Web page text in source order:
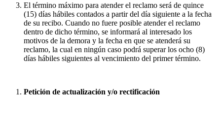
El término máximo para atender el reclamo será de quince
(15) días hábiles contados a partir del día siguiente a la fecha
de su recibo. Cuando no fuere posible atender el reclamo
dentro de dicho término, se informará al interesado los
motivos de la demora y la fecha en que se atenderá su
reclamo, la cual en ningún caso podrá superar los ocho (8)
días hábiles siguientes al vencimiento del primer término.
Petición de actualización y/o rectificación